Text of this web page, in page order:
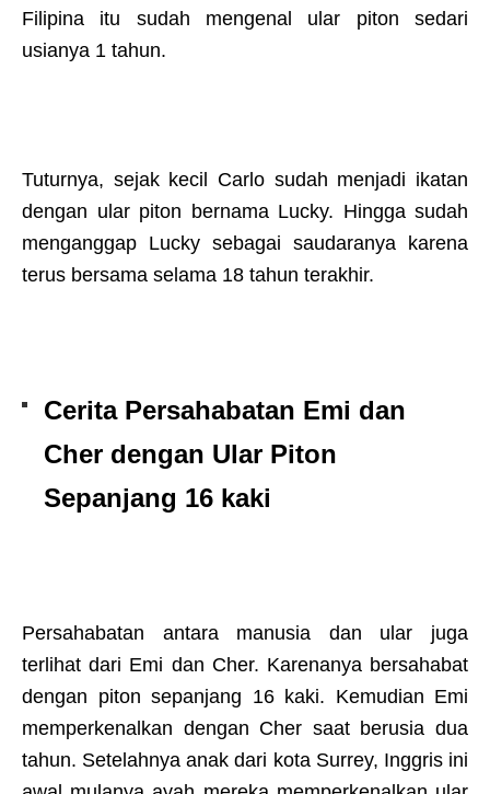
Filipina itu sudah mengenal ular piton sedari
usianya 1 tahun.
Tuturnya, sejak kecil Carlo sudah menjadi ikatan
dengan ular piton bernama Lucky. Hingga sudah
menganggap Lucky sebagai saudaranya karena
terus bersama selama 18 tahun terakhir.
Cerita Persahabatan Emi dan
Cher dengan Ular Piton
Sepanjang 16 kaki
Persahabatan antara manusia dan ular juga
terlihat dari Emi dan Cher. Karenanya bersahabat
dengan piton sepanjang 16 kaki. Kemudian Emi
memperkenalkan dengan Cher saat berusia dua
tahun. Setelahnya anak dari kota Surrey, Inggris ini